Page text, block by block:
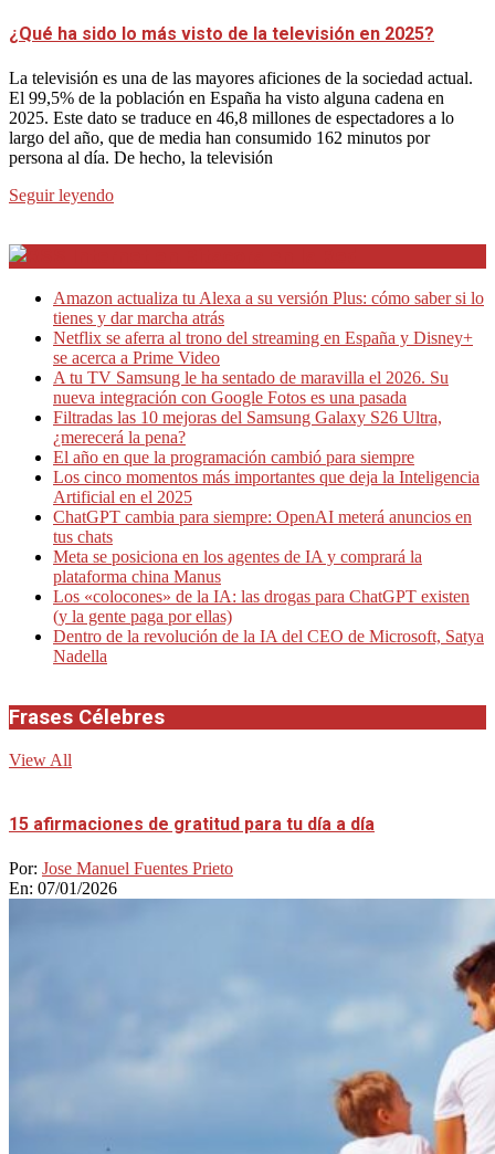
¿Qué ha sido lo más visto de la televisión en 2025?
La televisión es una de las mayores aficiones de la sociedad actual.
El 99,5% de la población en España ha visto alguna cadena en
2025. Este dato se traduce en 46,8 millones de espectadores a lo
largo del año, que de media han consumido 162 minutos por
persona al día. De hecho, la televisión
Seguir leyendo
Amazon actualiza tu Alexa a su versión Plus: cómo saber si lo
tienes y dar marcha atrás
Netflix se aferra al trono del streaming en España y Disney+
se acerca a Prime Video
A tu TV Samsung le ha sentado de maravilla el 2026. Su
nueva integración con Google Fotos es una pasada
Filtradas las 10 mejoras del Samsung Galaxy S26 Ultra,
¿merecerá la pena?
El año en que la programación cambió para siempre
Los cinco momentos más importantes que deja la Inteligencia
Artificial en el 2025
ChatGPT cambia para siempre: OpenAI meterá anuncios en
tus chats
Meta se posiciona en los agentes de IA y comprará la
plataforma china Manus
Los «colocones» de la IA: las drogas para ChatGPT existen
(y la gente paga por ellas)
Dentro de la revolución de la IA del CEO de Microsoft, Satya
Nadella
Frases Célebres
View All
15 afirmaciones de gratitud para tu día a día
Por: Jose Manuel Fuentes Prieto
En: 07/01/2026